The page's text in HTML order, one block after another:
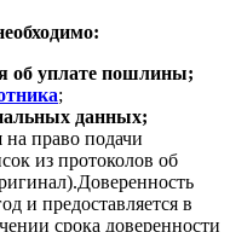
об уплате пошлины;
;
данных;
на право подачи
из протоколов об
и предоставляется в
срока доверенности